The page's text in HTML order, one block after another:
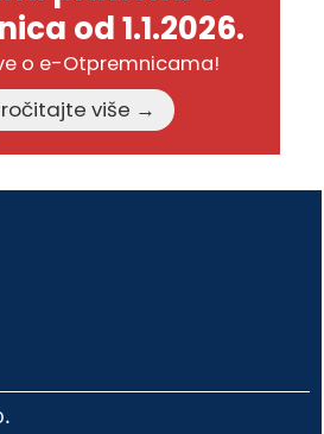
od 1.1.2026.
o e-Otpremnicama!
Pročitajte više →